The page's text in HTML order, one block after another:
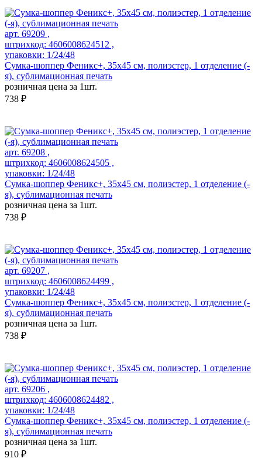
арт. 69209 ,
штрихкод: 4606008624512 ,
упаковки: 1/24/48
Сумка-шоппер Феникс+, 35x45 см, полиэстер, 1 отделение (-
я), сублимационная печать
розничная цена за 1шт.
738 ₽
арт. 69208 ,
штрихкод: 4606008624505 ,
упаковки: 1/24/48
Сумка-шоппер Феникс+, 35x45 см, полиэстер, 1 отделение (-
я), сублимационная печать
розничная цена за 1шт.
738 ₽
арт. 69207 ,
штрихкод: 4606008624499 ,
упаковки: 1/24/48
Сумка-шоппер Феникс+, 35x45 см, полиэстер, 1 отделение (-
я), сублимационная печать
розничная цена за 1шт.
738 ₽
арт. 69206 ,
штрихкод: 4606008624482 ,
упаковки: 1/24/48
Сумка-шоппер Феникс+, 35x45 см, полиэстер, 1 отделение (-
я), сублимационная печать
розничная цена за 1шт.
910 ₽